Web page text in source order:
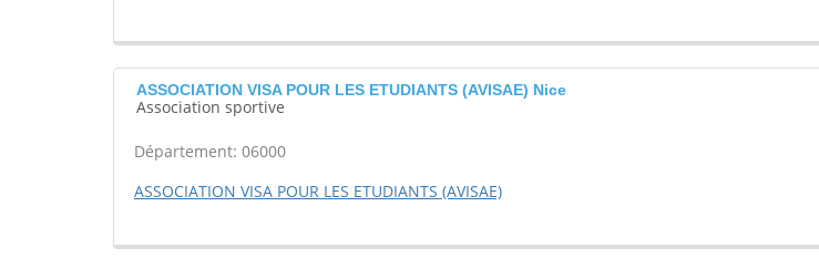
ASSOCIATION VISA POUR LES ETUDIANTS (AVISAE) Nice
Association sportive
Département: 06000
ASSOCIATION VISA POUR LES ETUDIANTS (AVISAE)